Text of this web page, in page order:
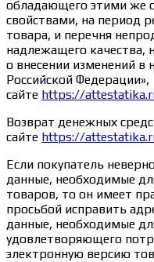
обладающего этими же
свойствами, на период
товара, и перечня
надлежащего качества,
о внесении изменений в
Российской
сайте https://
Возврат денежных
сайте https://
Если покупатель
данные, необходимые
товаров, то он имеет
просьбой исправить
данные, необходимые
удовлетворяющего
электронную версию